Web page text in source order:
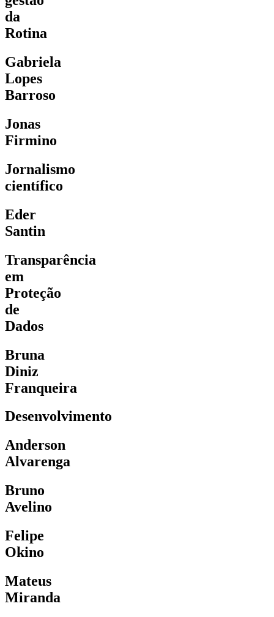
da
Rotina
Gabriela
Lopes
Barroso
Jonas
Firmino
Jornalismo
científico
Eder
Santin
Transparência
em
Proteção
de
Dados
Bruna
Diniz
Franqueira
Desenvolvimento
Anderson
Alvarenga
Bruno
Avelino
Felipe
Okino
Mateus
Miranda